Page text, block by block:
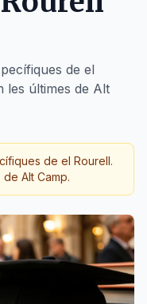
de el
les últimes de Alt
de el Rourell.
de Alt Camp.